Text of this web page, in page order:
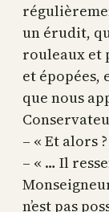
un érudit,
rouleaux et
et épopées,
que nous
– « Et alors
– « … Il
n’est pas